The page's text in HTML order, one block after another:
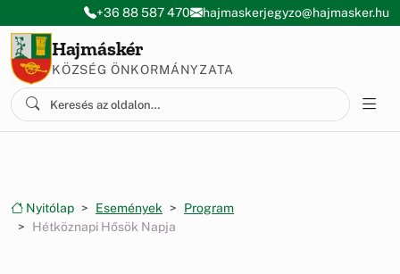
Ugrás a menüre
Ugrás a tartalomra
+36 88 587 470 hajmaskerjegyzo@hajmasker.hu
Hajmáskér
KÖZSÉG ÖNKORMÁNYZATA
Nyitólap Események
Program
Hétköznapi Hősök Napja